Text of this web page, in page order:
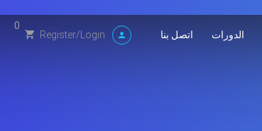
الدورات اتصل بنا Register/Login
0